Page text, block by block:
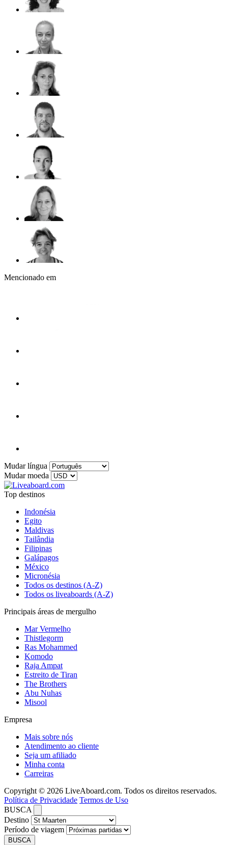
Mencionado em
Mudar língua
Mudar moeda
Top destinos
Indonésia
Egito
Maldivas
Tailândia
Filipinas
Galápagos
México
Micronésia
Todos os destinos (A-Z)
Todos os liveaboards (A-Z)
Principais áreas de mergulho
Mar Vermelho
Thistlegorm
Ras Mohammed
Komodo
Raja Ampat
Estreito de Tiran
The Brothers
Abu Nuhas
Misool
Empresa
Mais sobre nós
Atendimento ao cliente
Seja um afiliado
Minha conta
Carreiras
Copyright © 2026 LiveAboard.com. Todos os direitos reservados.
Política de Privacidade Termos de Uso
BUSCA
Destino
Período de viagem
BUSCA